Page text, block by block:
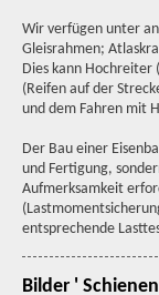
Wir verfügen unter
Gleisrahmen;
Dies kann Hochreiter
(Reifen auf der
und dem Fahren mit
Der Bau einer
und Fertigung,
Aufmerksamkeit
entsprechende
Bilder '